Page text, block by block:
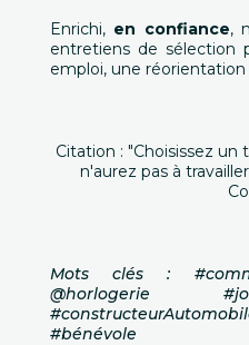
Enrichi, en confiance,
entretiens de sélection
emploi, une réorientation
Citation : "Choisissez
n'aurez pas à
Mots clés :
@horlogerie
#bénévole